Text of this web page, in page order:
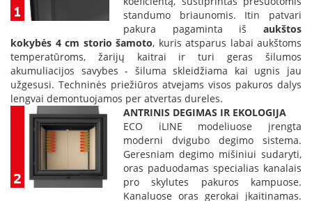
Ž
d
i
n
i
o
g
ė
s
standumo briaunomis. Itin patvari
pakura pagaminta iš aukštos
kokybės 4 cm storio šamoto, kuris atsparus labai aukštoms
temperatūroms, žarijų kaitrai ir turi geras šilumos
akumuliacijos savybes - šiluma skleidžiama kai ugnis jau
užgesusi. Techninės priežiūros atvejams visos pakuros dalys
lengvai demontuojamos per atvertas dureles.
ANTRINIS DEGIMAS IR EKOLOGIJA
ECO iLINE modeliuose įrengta
moderni dvigubo degimo sistema.
Geresniam degimo mišiniui sudaryti,
oras paduodamas specialias kanalais
pro skylutes pakuros kampuose.
Kanaluose oras gerokai įkaitinamas.